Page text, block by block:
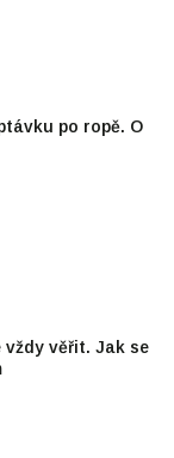
po ropě. O
vždy věřit. Jak se